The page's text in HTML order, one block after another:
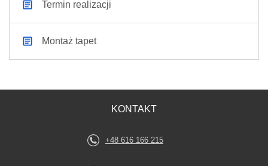
Termin realizacji
Montaż tapet
KONTAKT
+48 616 166 215